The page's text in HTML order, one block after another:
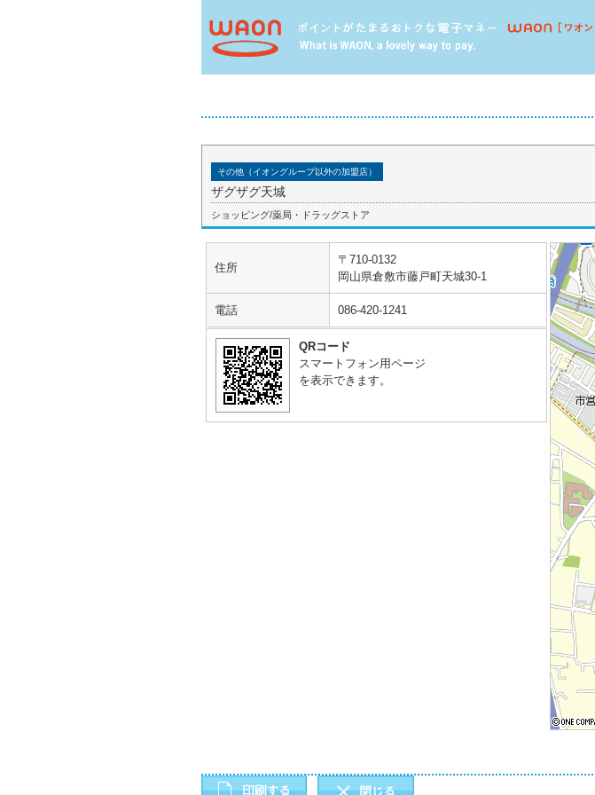
その他（イオングループ以外の加盟店）
ザグザグ天城
ショッピング/薬局・ドラッグストア
住所
〒710-0132
岡山県倉敷市藤戸町天城30-1
電話 086-420-1241
QRコード
スマートフォン用ページ
を表示できます。